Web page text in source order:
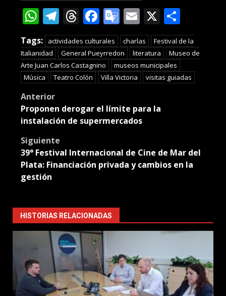
WhatsApp
Telegram
Threads
Facebook
Google
Translate
Email
X
Tags: actividades culturales charlas
Festival de la
Italianidad
General Pueyrredon literatura
Museo de
Arte Juan Carlos Castagnino
museos municipales
Música
Teatro Colón Villa Victoria visitas guiadas
Post
navigation
Anterior
Proponen derogar el límite para la
instalación de supermercados
Siguiente
39° Festival Internacional de Cine de Mar del
Plata: Financiación privada y cambios en la
gestión
HISTORIAS RELACIONADAS